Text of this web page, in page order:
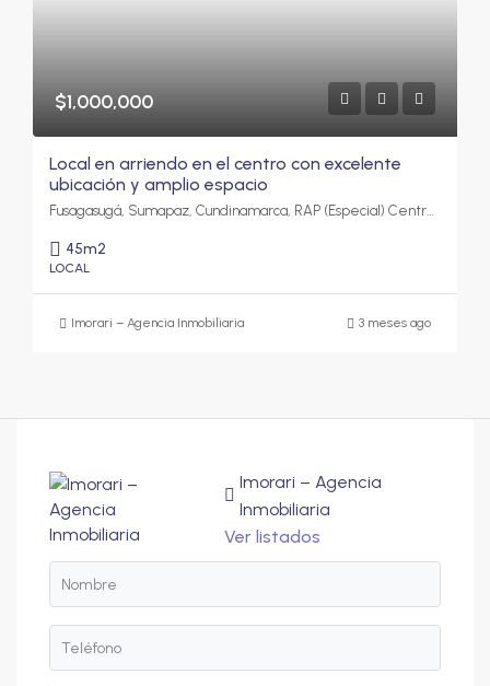
$1,000,000
Local en arriendo en el centro con excelente
ubicación y amplio espacio
Fusagasugá, Sumapaz, Cundinamarca, RAP (Especial) Central, Colombia
45m2
LOCAL
Imorari – Agencia Inmobiliaria 3 meses ago
Imorari – Agencia
Inmobiliaria
Ver listados